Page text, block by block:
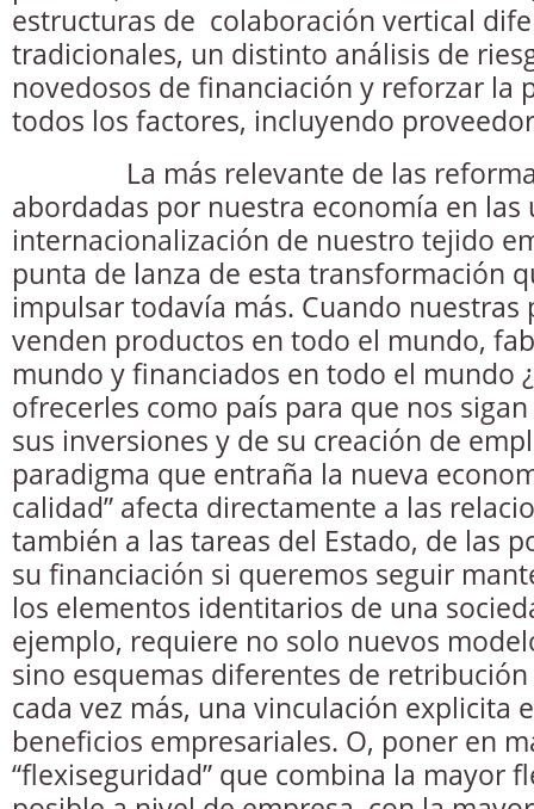
estructuras de colaboración vertical
tradicionales, un distinto análisis de
novedosos de financiación y reforzar la
todos los factores, incluyendo
La más relevante de las
abordadas por nuestra economía en las
internacionalización de nuestro tejido
punta de lanza de esta transformación
impulsar todavía más. Cuando nuestras
venden productos en todo el mundo,
mundo y financiados en todo el mundo
ofrecerles como país para que nos
sus inversiones y de su creación de
paradigma que entraña la nueva
calidad” afecta directamente a las
también a las tareas del Estado, de las
su financiación si queremos seguir
los elementos identitarios de una
ejemplo, requiere no solo nuevos
sino esquemas diferentes de
cada vez más, una vinculación explicita
beneficios empresariales. O, poner en
“flexiseguridad” que combina la mayor